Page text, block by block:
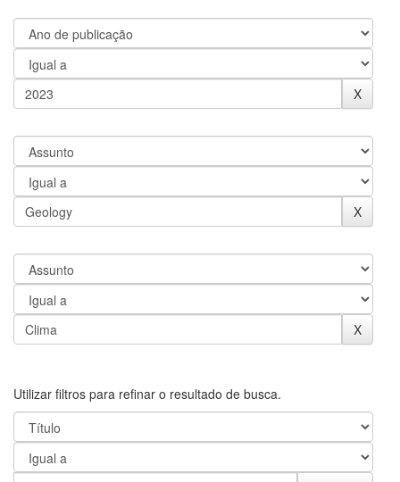
Utilizar filtros para refinar o resultado de busca.